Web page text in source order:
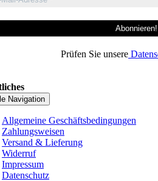
Prüfen Sie unsere
Navigation
Allgemeine Geschäftsbedingungen
Zahlungsweisen
Versand & Lieferung
Widerruf
Impressum
Datenschutz